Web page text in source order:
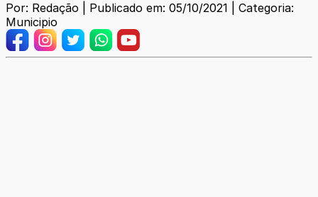
Por: Redação | Publicado em: 05/10/2021 | Categoria:
Municipio